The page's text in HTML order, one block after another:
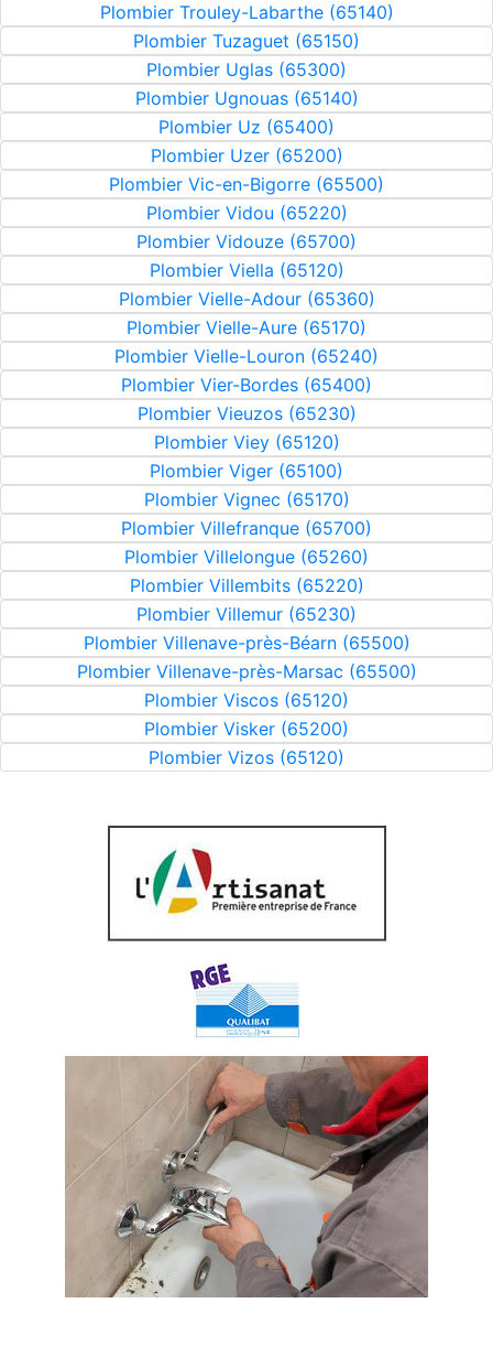
Plombier Trouley-Labarthe (65140)
Plombier Tuzaguet (65150)
Plombier Uglas (65300)
Plombier Ugnouas (65140)
Plombier Uz (65400)
Plombier Uzer (65200)
Plombier Vic-en-Bigorre (65500)
Plombier Vidou (65220)
Plombier Vidouze (65700)
Plombier Viella (65120)
Plombier Vielle-Adour (65360)
Plombier Vielle-Aure (65170)
Plombier Vielle-Louron (65240)
Plombier Vier-Bordes (65400)
Plombier Vieuzos (65230)
Plombier Viey (65120)
Plombier Viger (65100)
Plombier Vignec (65170)
Plombier Villefranque (65700)
Plombier Villelongue (65260)
Plombier Villembits (65220)
Plombier Villemur (65230)
Plombier Villenave-près-Béarn (65500)
Plombier Villenave-près-Marsac (65500)
Plombier Viscos (65120)
Plombier Visker (65200)
Plombier Vizos (65120)